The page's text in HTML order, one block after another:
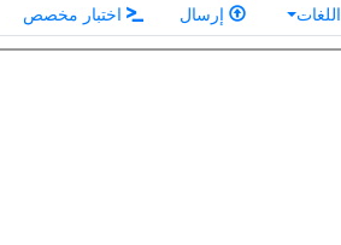
اللغات إرسال اختبار مخصص